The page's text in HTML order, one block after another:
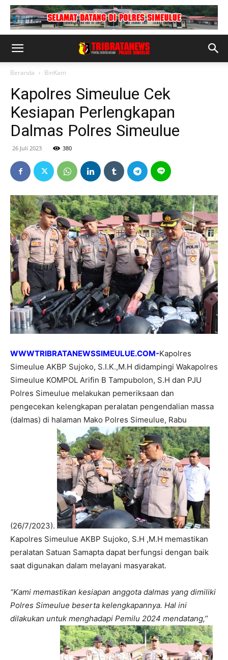
Beranda BinKam
Kapolres Simeulue Cek
Kesiapan Perlengkapan
Dalmas Polres Simeulue
26 Juli 2023 380
WWWTRIBRATANEWSSIMEULUE.COM-Kapolres
Simeulue AKBP Sujoko, S.I.K.,M.H didampingi Wakapolres
Simeulue KOMPOL Arifin B Tampubolon, S.H dan PJU
Polres Simeulue melakukan pemeriksaan dan
pengecekan kelengkapan peralatan pengendalian massa
(dalmas) di halaman Mako Polres Simeulue, Rabu
(26/7/2023).
Kapolres Simeulue AKBP Sujoko, S.H ,M.H memastikan
peralatan Satuan Samapta dapat berfungsi dengan baik
saat digunakan dalam melayani masyarakat.
“Kami memastikan kesiapan anggota dalmas yang dimiliki
Polres Simeulue beserta kelengkapannya. Hal ini
dilakukan untuk menghadapi Pemilu 2024 mendatang,’’